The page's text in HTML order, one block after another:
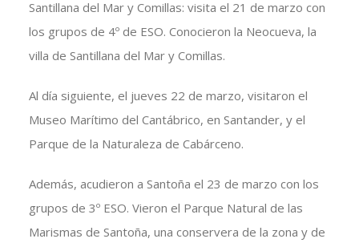
Santillana del Mar y Comillas: visita el 21 de marzo con
los grupos de 4º de ESO. Conocieron la Neocueva, la
villa de Santillana del Mar y Comillas.
Al día siguiente, el jueves 22 de marzo, visitaron el
Museo Marítimo del Cantábrico, en Santander, y el
Parque de la Naturaleza de Cabárceno.
Además, acudieron a Santoña el 23 de marzo con los
grupos de 3º ESO. Vieron el Parque Natural de las
Marismas de Santoña, una conservera de la zona y de